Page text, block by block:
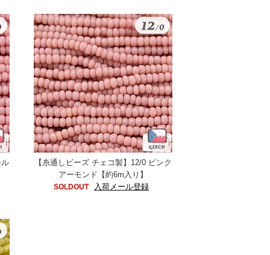
【糸通しビーズ チェコ製】12/0 ピンク
アーモンド【約6m入り】
SOLDOUT 入荷メール登録